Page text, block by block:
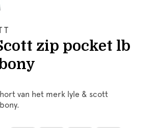
zip pocket lb
van het merk lyle & scott